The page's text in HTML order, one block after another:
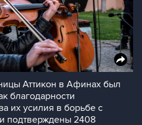
Аттикон в Афинах был
благодарности
их усилия в борьбе с
подтверждены 2408